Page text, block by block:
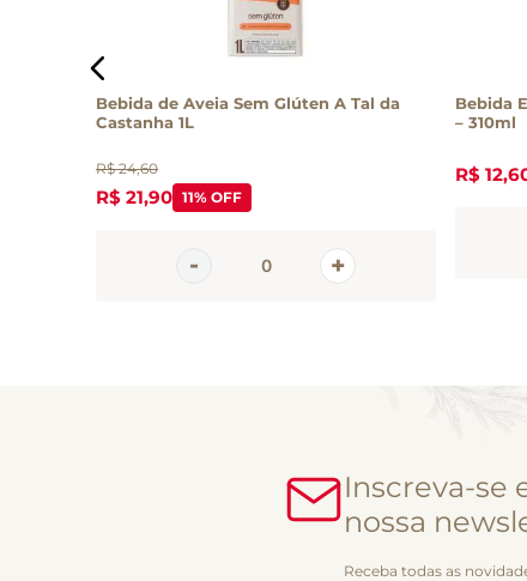
Bebida de Aveia Sem Glúten A Tal da
Castanha 1L
R$ 24,60
R$ 21,90 11% OFF
Bebida
– 310ml
R$ 12,
Inscreva-se
nossa
Receba todas as